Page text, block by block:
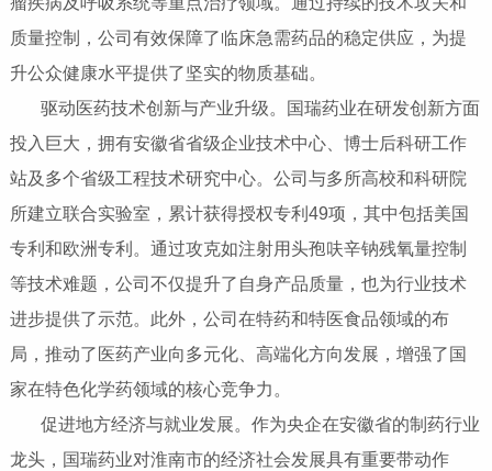
质量控制，公司有效保障了临床急需药品的稳定供应，为提
升公众健康水平提供了坚实的物质基础。
驱动医药技术创新与产业升级‌。国瑞药业在研发创新方面
投入巨大，拥有安徽省省级企业技术中心、博士后科研工作
站及多个省级工程技术研究中心。公司与多所高校和科研院
所建立联合实验室，累计获得授权专利49项，其中包括美国
专利和欧洲专利。通过攻克如注射用头孢呋辛钠残氧量控制
等技术难题，公司不仅提升了自身产品质量，也为行业技术
进步提供了示范。此外，公司在特药和特医食品领域的布
局，推动了医药产业向多元化、高端化方向发展，增强了国
家在特色化学药领域的核心竞争力。
促进地方经济与就业发展‌。作为央企在安徽省的制药行业
龙头，国瑞药业对淮南市的经济社会发展具有重要带动作